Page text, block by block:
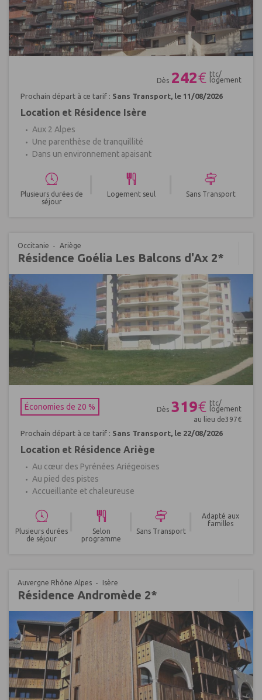
Dès 242€ ttc/
logement
Prochain départ à ce tarif : Sans Transport, le 11/08/2026
Location et Résidence Isère
Aux 2 Alpes
Une parenthèse de tranquillité
Dans un environnement apaisant
Plusieurs durées de
séjour
Logement seul Sans Transport
Occitanie Ariège
Résidence Goélia Les Balcons d'Ax 2*
Économies de 20 %
Dès 319€ ttc/
logement
au lieu de397€
Prochain départ à ce tarif : Sans Transport, le 22/08/2026
Location et Résidence Ariège
Au cœur des Pyrénées Ariégeoises
Au pied des pistes
Accueillante et chaleureuse
Plusieurs durées
de séjour
Selon
programme
Sans Transport
Adapté aux
familles
Auvergne Rhône Alpes Isère
Résidence Andromède 2*